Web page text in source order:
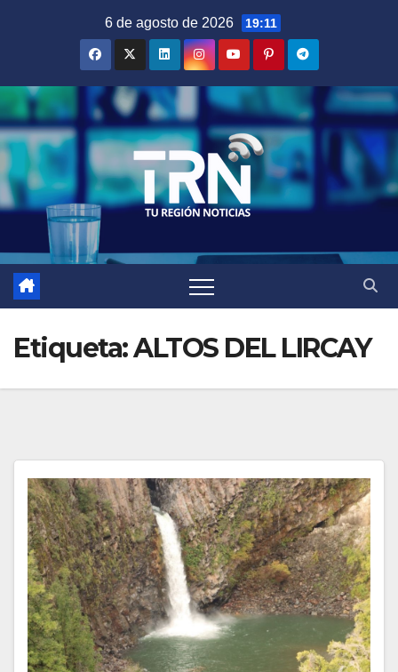
6 de agosto de 2026 19:11
Etiqueta:ALTOS DEL LIRCAY